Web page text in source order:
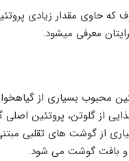
محبوب بسیاری از
از گلوتن، پروتئین
از گوشت های تقلبی
بافت گوشت می شود.